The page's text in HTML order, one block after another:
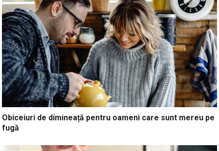
Obiceiuri de dimineață pentru oameni care sunt mereu pe
fugă